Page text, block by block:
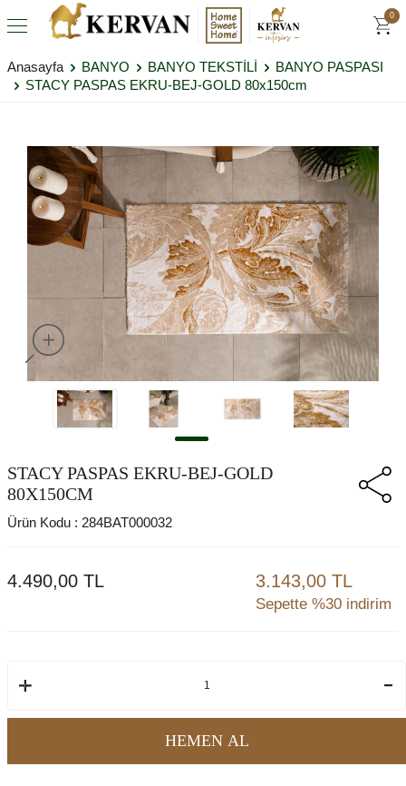
0
Anasayfa BANYO BANYO TEKSTİLİ
BANYO PASPASI
STACY PASPAS EKRU-BEJ-GOLD 80x150cm
STACY PASPAS EKRU-BEJ-GOLD
80X150CM
Ürün Kodu : 284BAT000032
4.490,00 TL 3.143,00 TL
Sepette %30 indirim
HEMEN AL